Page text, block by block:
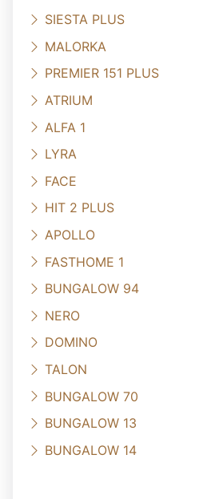
SIESTA PLUS
MALORKA
PREMIER 151 PLUS
ATRIUM
ALFA 1
LYRA
FACE
HIT 2 PLUS
APOLLO
FASTHOME 1
BUNGALOW 94
NERO
DOMINO
TALON
BUNGALOW 70
BUNGALOW 13
BUNGALOW 14